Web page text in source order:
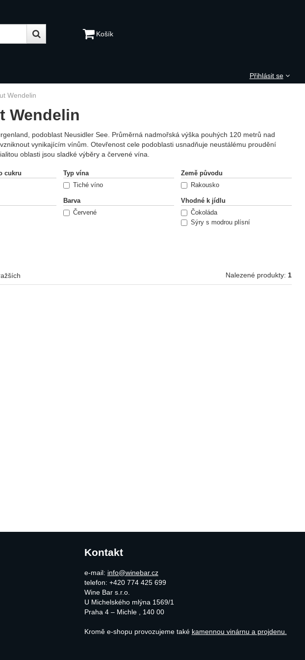
Wendelin
Wendelin
podoblast Neusidler See. Průměrná nadmořská výška pouhých 120 metrů nad
vynikajícím vínům. Otevřenost cele podoblasti usnadňuje neustálému proudění
oblasti jsou sladké výběry a červené vína.
cukru
Typ vína
Tiché víno
Země původu
Rakousko
Barva
Červené
Vhodné k jídlu
Čokoláda
Sýry s modrou plísní
Nalezené produkty: 1
2021 0,75l' k porovnání
Přihlásit se
Košík
Kontakt
e-mail: info@winebar.cz
telefon: +420 774 425 699
Wine Bar s.r.o.
U Michelského mlýna 1569/1
Praha 4 – Michle
140 00
Kromě e-shopu provozujeme také kamennou vinárnu a projdenu.